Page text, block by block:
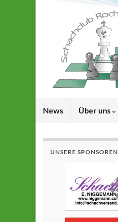
News Über uns
UNSERE SPONSOREN